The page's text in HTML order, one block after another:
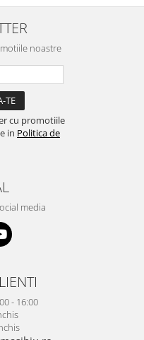
noastre
cu promotiile
in Politica de
media
- 16:00